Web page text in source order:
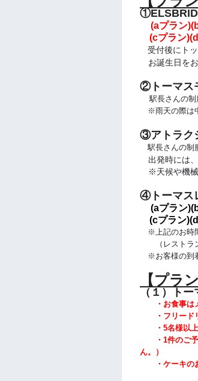
(aプラン
(cプラン
受付後にト
お誕生日をお
②トーマス
駅長さんの制
※雨天の際は
③アトラク
駅長さんの制
出発時には、
※天候や機械
④トーマス
(aプラン
(cプラン
※上記のお時
（レストラン
※お客様の到
【プラ
（１）ト
・お食事はメ
・フリードリ
・5名様以
・1件のご予
ん。）
・ケーキのお